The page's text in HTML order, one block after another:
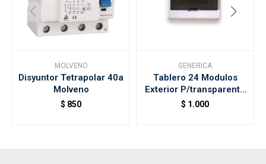
MOLVENO
Disyuntor Tetrapolar 40a
Molveno
$ 850
GENERICA
Tablero 24 Modulos
Exterior P/transparente
Naf
$ 1.000